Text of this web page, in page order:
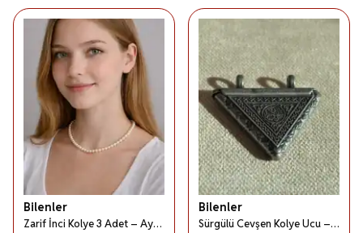
Bilenler
Zarif İnci Kolye 3 Adet – Ayarlanabilir Zincirli Klasik Beyaz İnci Bayan Kolyesi
Bilenler
Sürgülü Cevşen Kolye Ucu – Zincirsiz Metal Dua Kolye Ucu, Silinmez Yazılı Manevi Aksesuar